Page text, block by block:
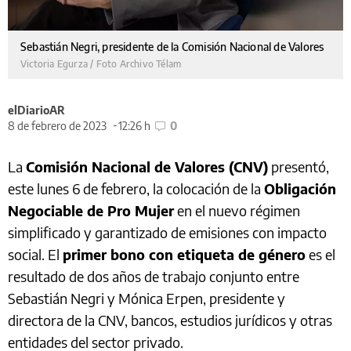
Sebastián Negri, presidente de la Comisión Nacional de Valores
Victoria Egurza / Foto Archivo Télam
elDiarioAR
8 de febrero de 2023
12:26 h 0
La Comisión Nacional de Valores (CNV) presentó,
este lunes 6 de febrero, la colocación de la Obligación
Negociable de Pro Mujeren el nuevo régimen
simplificado y garantizado de emisiones con impacto
social. El primer bono con etiqueta de géneroes el
resultado de dos años de trabajo conjunto entre
Sebastián Negri y Mónica Erpen, presidente y
directora de la CNV, bancos, estudios jurídicos y otras
entidades del sector privado.